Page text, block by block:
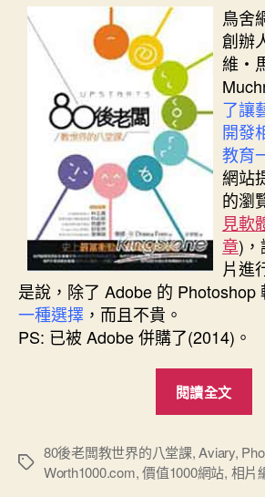
者
佈
日
期
鳥舍
創辦
維‧
了讓
開發
教育
網站
的瀏
見軟
章)，
片進
是說，除了 Adobe 的 Photoshop
一種選擇 ，而且不貴。
PS: 已被 Adobe 併購了(2014)。
閱讀全文
標
80後老闆教世界的八堂課,Aviary,
Worth1000.com,價值1000網站, 相片